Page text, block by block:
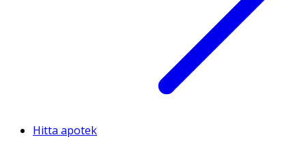
Hitta apotek